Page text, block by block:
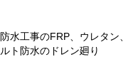
防水工事のFRP、ウレタ
ルト防水のドレン廻り